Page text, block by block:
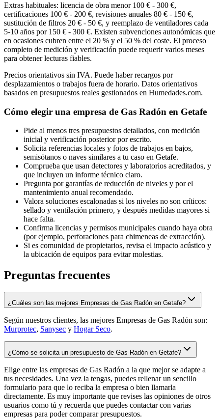
Extras habituales: licencia de obra menor 100 € - 300 €,
certificaciones 100 € - 200 €, revisiones anuales 80 € - 150 €,
sustitución de filtros 20 € - 50 €, y reemplazo de ventiladores cada
5-10 años por 150 € - 300 €. Existen subvenciones autonómicas que
en ocasiones cubren entre el 20 % y el 50 % del coste. El proceso
completo de medición y verificación puede requerir varios meses
para obtener lecturas fiables.
Precios orientativos sin IVA. Puede haber recargos por
desplazamientos o trabajos fuera de horario. Datos orientativos
basados en presupuestos reales gestionados en Humedades.com.
Cómo elegir una empresa de Gas Radón en Getafe
Pide al menos tres presupuestos detallados, con medición
inicial y verificación posterior por escrito.
Solicita referencias locales y fotos de trabajos en bajos,
semisótanos o naves similares a tu caso en Getafe.
Comprueba que usan detectores y laboratorios acreditados, y
que incluyen un informe técnico claro.
Pregunta por garantías de reducción de niveles y por el
mantenimiento anual recomendado.
Valora soluciones escalonadas si los niveles no son críticos:
sellado y ventilación primero, y después medidas mayores si
hace falta.
Confirma licencias y permisos municipales cuando haya obra
(por ejemplo, perforaciones para chimeneas de extracción).
Si es comunidad de propietarios, revisa el impacto acústico y
la ubicación de equipos para evitar molestias.
Preguntas frecuentes
¿Cuáles son las mejores Empresas de Gas Radón en Getafe?
Según nuestros clientes, las mejores Empresas de Gas Radón son:
Murprotec, Sanysec y Hogar Seco.
¿Cómo se solicita un presupuesto de Gas Radón en Getafe?
Elige entre las empresas de Gas Radón a la que mejor se adapte a
tus necesidades. Una vez la tengas, puedes rellenar un sencillo
formulario para que lo reciba la empresa o bien llamarla
directamente. Es muy importante que revises las opiniones de otros
usuarios como tú y recuerda que puedes contactar con varias
empresas para poder comparar presupuestos.